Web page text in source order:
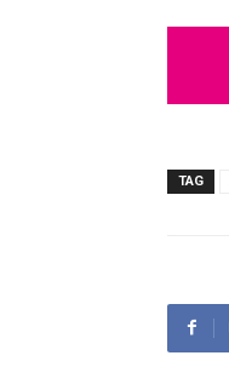
TAG